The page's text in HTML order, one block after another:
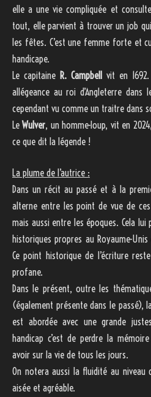
elle a une vie compliquée et
tout, elle parvient à trouver un job
les fêtes. C’est une femme forte et
handicape.
Le capitaine R. Campbell vit en
allégeance au roi d’Angleterre dans
cependant vu comme un traitre dans
LeWulver, un homme-loup, vit en
ce que dit la légende !
La plume de l’autrice :
Dans un récit au passé et à la
alterne entre les point de vue de
mais aussi entre les époques. Cela lui
historiques propres au Royaume-
Ce point historique de l’écriture
profane.
Dans le présent, outre les
(également présente dans le passé),
est abordée avec une grande
handicap c’est de perdre la
avoir sur la vie de tous les jours.
On notera aussi la fluidité au niveau
aisée et agréable.